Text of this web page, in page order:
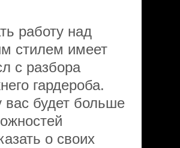
работу над
стилем имеет
с разбора
гардероба.
вас будет больше
о своих